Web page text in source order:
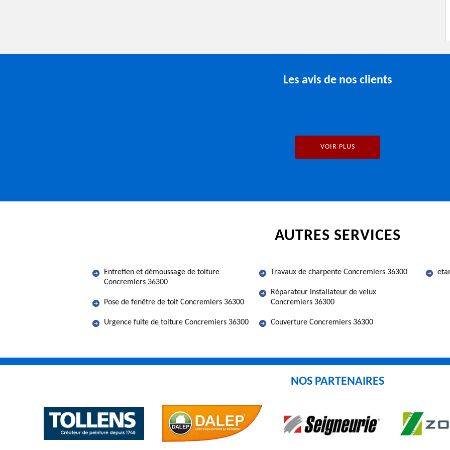
Les avis de nos clients
VOIR PLUS
AUTRES SERVICES
Entretien et démoussage de toiture
Concremiers 36300
Pose de fenêtre de toit Concremiers 36300
Urgence fuite de toiture Concremiers 36300
Travaux de charpente Concremiers 36300
Réparateur installateur de velux
Concremiers 36300
Couverture Concremiers 36300
NOS PARTENAIRES